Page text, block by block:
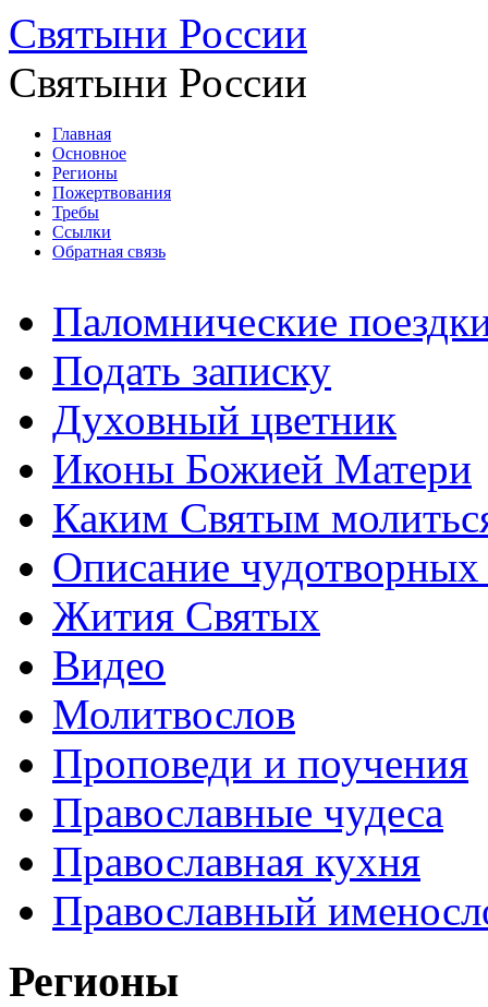
Святыни России
Святыни России
Главная
Основное
Регионы
Пожертвования
Требы
Ссылки
Обратная связь
Паломнические
Подать записку
Духовный цветник
Иконы Божией Матери
Каким Святым
Описание
Жития Святых
Видео
Молитвослов
Проповеди и поучения
Православные чудеса
Православная кухня
Православный
Регионы